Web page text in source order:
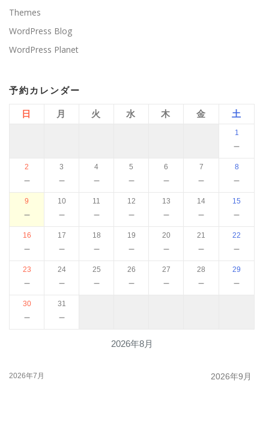
Themes
WordPress Blog
WordPress Planet
予約カレンダー
2026年8月
日 月 火 水 木 金 土
1
－
2
－
3
－
4
－
5
－
6
－
7
－
8
－
9
－
10
－
11
－
12
－
13
－
14
－
15
－
16
－
17
－
18
－
19
－
20
－
21
－
22
－
23
－
24
－
25
－
26
－
27
－
28
－
29
－
30
－
31
－
2026年7月 2026年9月